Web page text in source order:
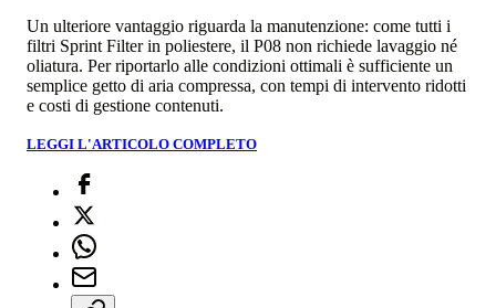
Un ulteriore vantaggio riguarda la manutenzione: come tutti i
filtri Sprint Filter in poliestere, il P08 non richiede lavaggio né
oliatura. Per riportarlo alle condizioni ottimali è sufficiente un
semplice getto di aria compressa, con tempi di intervento ridotti
e costi di gestione contenuti.
LEGGI L'ARTICOLO COMPLETO